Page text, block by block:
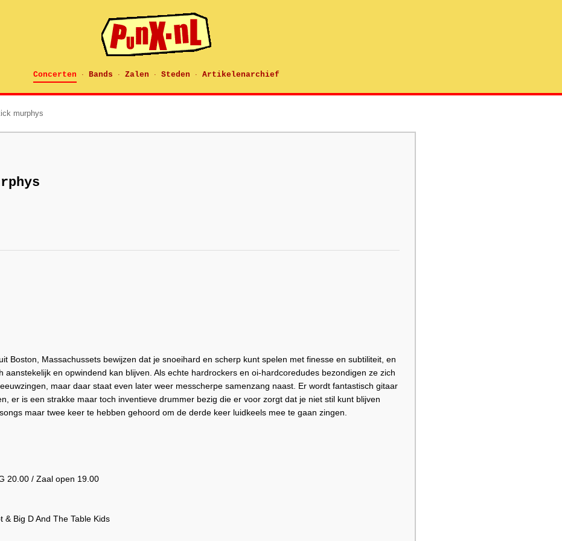
Concerten · Bands · Zalen · Steden · Artikelenarchief
murphys
Boston, Massachussets bewijzen dat je snoeihard en scherp kunt spelen met finesse en subtiliteit, en
aanstekelijk en opwindend kan blijven. Als echte hardrockers en oi-hardcoredudes bezondigen ze zich
maar daar staat even later weer messcherpe samenzang naast. Er wordt fantastisch gitaar
er is een strakke maar toch inventieve drummer bezig die er voor zorgt dat je niet stil kunt blijven
maar twee keer te hebben gehoord om de derde keer luidkeels mee te gaan zingen.
20.00 / Zaal open 19.00
& Big D And The Table Kids